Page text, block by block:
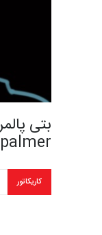
palmer
کاریکاتور